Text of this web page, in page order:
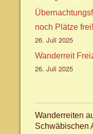
noch Plätze frei!
26. Juli 2025
Wanderreit
26. Juli 2025
Wanderreiten
Schwäbischen